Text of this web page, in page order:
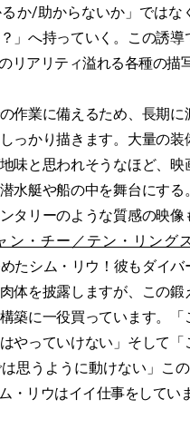
か/助からないか」ではな
」へ持っていく。この誘導
リアリティ溢れる各種の描
作業に備えるため、長期に
っかり描きます。大量の装
味と思われそうなほど、映
水艇や船の中を舞台にする
タリーのような質感の映像
ン・チー／テン・リング
めたシム・リウ！彼もダイバ
体を披露しますが、この鍛
築に一役買っています。「
やっていけない」そして「
思うように動けない」こ
・リウはイイ仕事をしてい